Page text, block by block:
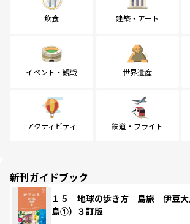
飲食 建築・アート
イベント・観戦 世界遺産
アクティビティ 鉄道・フライト
新刊ガイドブック
１５ 地球の歩き方 島旅 伊豆
島①）３訂版